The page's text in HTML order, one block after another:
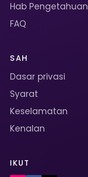
Hab Pengetahuan
FAQ
SAH
Dasar privasi
Syarat
Keselamatan
Kenalan
IKUT